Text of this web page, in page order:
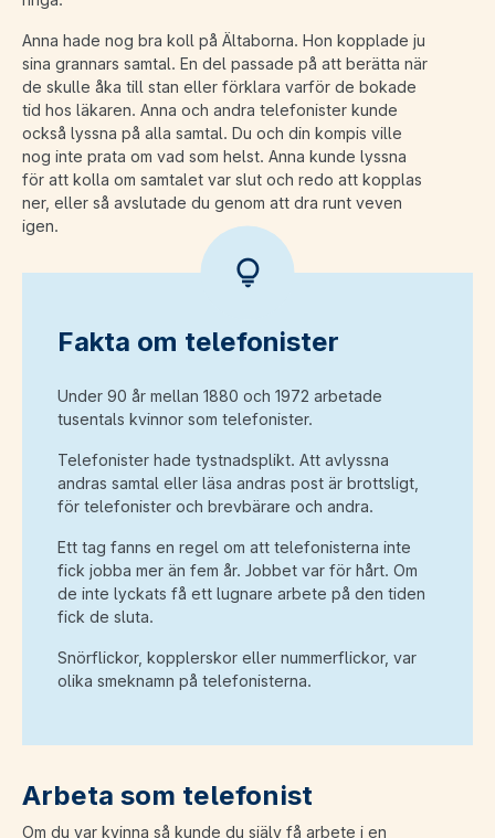
Anna hade nog bra koll på Ältaborna. Hon kopplade ju
sina grannars samtal. En del passade på att berätta när
de skulle åka till stan eller förklara varför de bokade
tid hos läkaren. Anna och andra telefonister kunde
också lyssna på alla samtal. Du och din kompis ville
nog inte prata om vad som helst. Anna kunde lyssna
för att kolla om samtalet var slut och redo att kopplas
ner, eller så avslutade du genom att dra runt veven
igen.
Fakta om telefonister
Under 90 år mellan 1880 och 1972 arbetade
tusentals kvinnor som telefonister.
Telefonister hade tystnadsplikt. Att avlyssna
andras samtal eller läsa andras post är brottsligt,
för telefonister och brevbärare och andra.
Ett tag fanns en regel om att telefonisterna inte
fick jobba mer än fem år. Jobbet var för hårt. Om
de inte lyckats få ett lugnare arbete på den tiden
fick de sluta.
Snörflickor, kopplerskor eller nummerflickor, var
olika smeknamn på telefonisterna.
Arbeta som telefonist
Om du var kvinna så kunde du själv få arbete i en